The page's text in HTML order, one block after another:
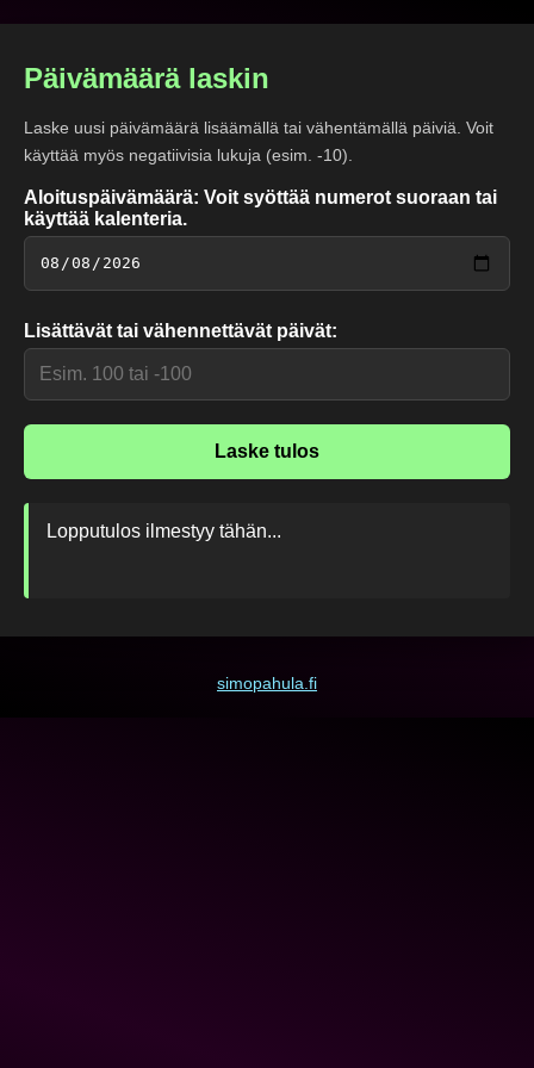
Päivämäärä laskin
Laske uusi päivämäärä lisäämällä tai vähentämällä päiviä. Voit
käyttää myös negatiivisia lukuja (esim. -10).
Aloituspäivämäärä: Voit syöttää numerot suoraan tai
käyttää kalenteria.
Lisättävät tai vähennettävät päivät:
Laske tulos
Lopputulos ilmestyy tähän...
simopahula.fi